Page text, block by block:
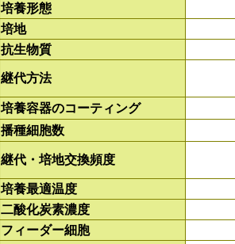
培養形態
培地
抗生物質
継代方法
培養容器のコーティング
播種細胞数
継代・培地交換頻度
培養最適温度
二酸化炭素濃度
フィーダー細胞